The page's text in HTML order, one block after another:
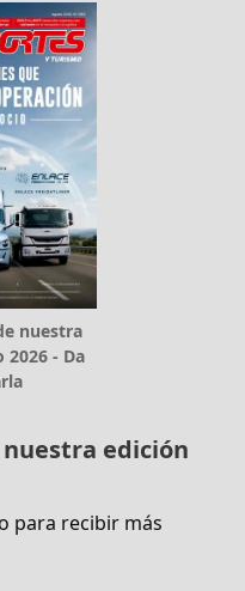
nuestra
- Da
edición
para recibir más